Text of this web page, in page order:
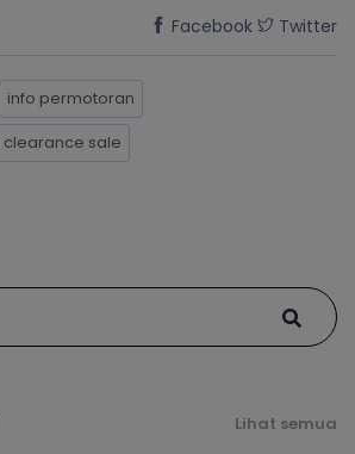
Facebook Twitter
info permotoran
sale
Lihat semua